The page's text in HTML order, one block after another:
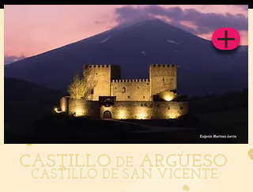
CASTILLO DE ARGÜESO
CASTILLO DE SAN VICENTE